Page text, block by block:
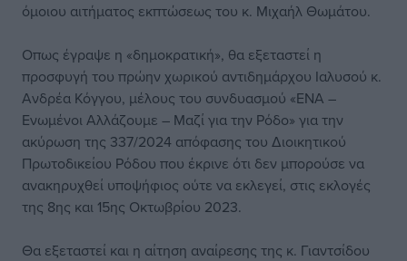
όμοιου αιτήματος εκπτώσεως του κ. Μιχαήλ Θωμάτου.
Οπως έγραψε η «δημοκρατική», θα εξεταστεί η
προσφυγή του πρώην χωρικού αντιδημάρχου Ιαλυσού κ.
Ανδρέα Κόγγου, μέλους του συνδυασμού «ΕΝΑ –
Ενωμένοι Αλλάζουμε – Μαζί για την Ρόδο» για την
ακύρωση της 337/2024 απόφασης του Διοικητικού
Πρωτοδικείου Ρόδου που έκρινε ότι δεν μπορούσε να
ανακηρυχθεί υποψήφιος ούτε να εκλεγεί, στις εκλογές
της 8ης και 15ης Οκτωβρίου 2023.
Θα εξεταστεί και η αίτηση αναίρεσης της κ. Γιαντσίδου